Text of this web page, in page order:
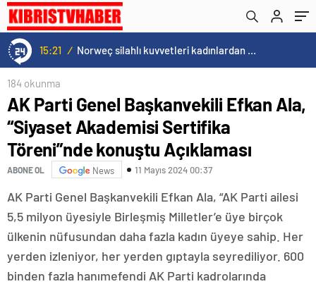
15:21 / Norweç silahlı kuvvetleri kadınlardan oluşan özel kuvvetler eğitimlerini başlattı.
konuştu Açıklaması
184 okunma
AK Parti Genel Başkanvekili Efkan Ala,
“Siyaset Akademisi Sertifika
Töreni”nde konuştu Açıklaması
ABONE OL News 11 Mayıs 2024 00:37
AK Parti Genel Başkanvekili Efkan Ala, “AK Parti ailesi
5,5 milyon üyesiyle Birleşmiş Milletler’e üye birçok
ülkenin nüfusundan daha fazla kadın üyeye sahip. Her
yerden izleniyor, her yerden gıptayla seyrediliyor. 600
binden fazla hanımefendi AK Parti kadrolarında